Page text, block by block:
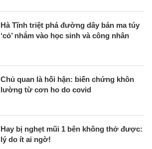
Hà Tĩnh triệt phá đường dây bán ma túy
‘cỏ’ nhắm vào học sinh và công nhân
Chủ quan là hối hận: biến chứng khôn
lường từ cơn ho do covid
Hay bị nghẹt mũi 1 bên không thở được:
lý do ít ai ngờ!